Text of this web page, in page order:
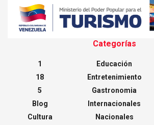
Categorías
1
18
5
Blog
Cultura
Educación
Entretenimiento
Gastronomia
Internacionales
Nacionales